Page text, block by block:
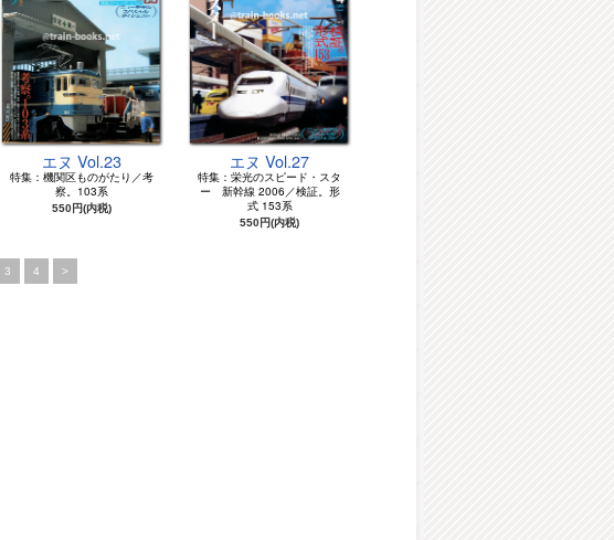
エヌ Vol.23
特集：機関区ものがたり／考
察。103系
550円(内税)
エヌ Vol.27
特集：栄光のスピード・スタ
ー 新幹線 2006／検証。形
式 153系
550円(内税)
3 4 >